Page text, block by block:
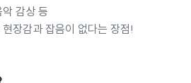
감상 등
장감과 잡음이 없다는 장점!